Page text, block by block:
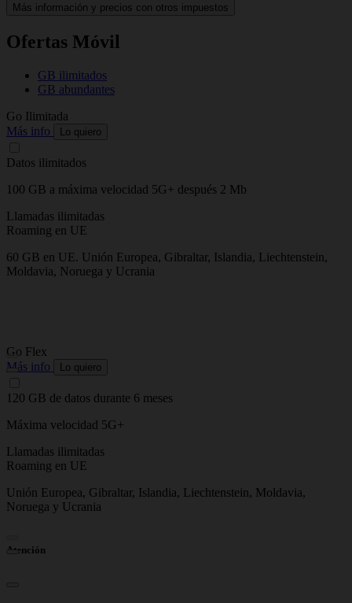
Más información y precios con otros impuestos
Ofertas Móvil
GB ilimitados
GB abundantes
Go Ilimitada
Más info
Lo quiero
Datos ilimitados
100 GB a máxima velocidad 5G+ después 2 Mb
Llamadas ilimitadas
Roaming en UE
60 GB en UE. Unión Europea, Gibraltar, Islandia, Liechtenstein,
Moldavia, Noruega y Ucrania
Go Flex
Más info
Lo quiero
120 GB de datos durante 6 meses
Máxima velocidad 5G+
Llamadas ilimitadas
Roaming en UE
Unión Europea, Gibraltar, Islandia, Liechtenstein, Moldavia,
Noruega y Ucrania
Atención